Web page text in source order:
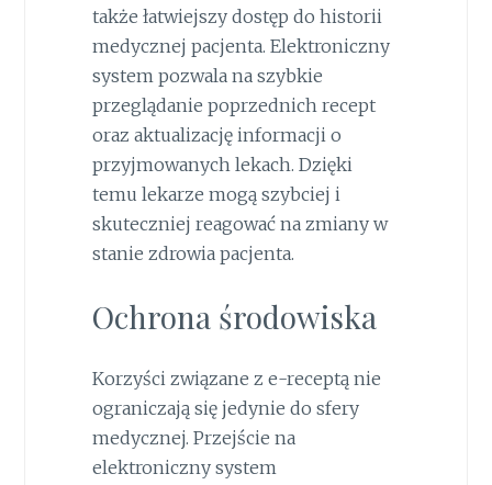
także łatwiejszy dostęp do historii
medycznej pacjenta. Elektroniczny
system pozwala na szybkie
przeglądanie poprzednich recept
oraz aktualizację informacji o
przyjmowanych lekach. Dzięki
temu lekarze mogą szybciej i
skuteczniej reagować na zmiany w
stanie zdrowia pacjenta.
Ochrona środowiska
Korzyści związane z e-receptą nie
ograniczają się jedynie do sfery
medycznej. Przejście na
elektroniczny system